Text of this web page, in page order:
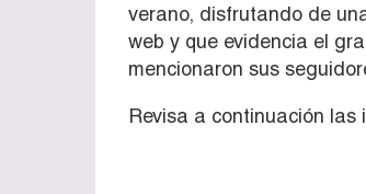
verano, disfrutando de
web y que evidencia el
mencionaron sus
Revisa a continuación